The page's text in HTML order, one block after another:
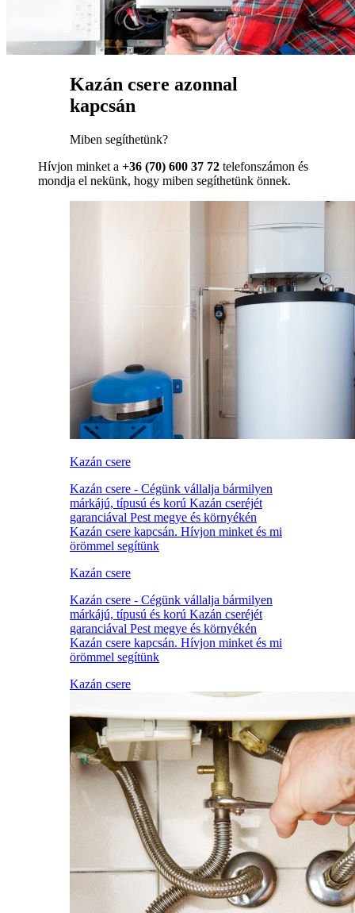
Kazán csere azonnal
kapcsán
Miben segíthetünk?
Hívjon minket a +36 (70) 600 37 72 telefonszámon és
mondja el nekünk, hogy miben segíthetünk önnek.
Kazán csere
Kazán csere - Cégünk vállalja bármilyen
márkájú, típusú és korú Kazán cseréjét
garanciával Pest megye és környékén
Kazán csere kapcsán. Hívjon minket és mi
örömmel segítünk
Kazán csere
Kazán csere - Cégünk vállalja bármilyen
márkájú, típusú és korú Kazán cseréjét
garanciával Pest megye és környékén
Kazán csere kapcsán. Hívjon minket és mi
örömmel segítünk
Kazán csere